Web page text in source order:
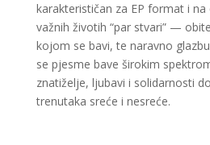
karakterističan za EP format i na
važnih životih “par stvari” —
kojom se bavi, te naravno
se pjesme bave širokim
znatiželje, ljubavi i solidarnosti
trenutaka sreće i nesreće.